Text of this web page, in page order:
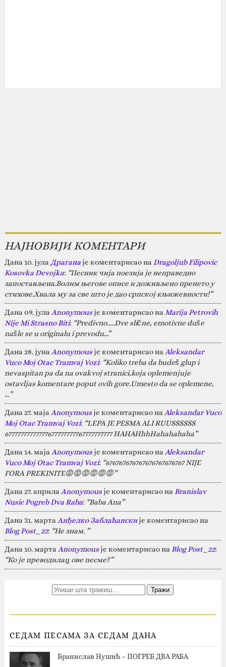
НАЈНОВИЈИ КОМЕНТАРИ
Дана 10. јула Драганаје коментарисао на Dragoljub Filipovic
Kosovka Devojka: “Песник чија поезија је неправедно
запостављена.Волим његове описе и доживљено пренето у
стихове.Хвала му за све што је дао српској књижевности!”
Дана 09. јула Anonymousје коментарисао на Marija Petrovih
Nije Mi Strasno Biti: “Predivno.....Dve slične, emotivne duše
našle se u originalu i prevodu...”
Дана 28. јуна Anonymousје коментарисао на Aleksandar
Vuco Moj Otac Tramvaj Vozi: “Koliko treba da budeš glup i
nevaspitan pa da na ovakvoj stranici,koja oplemenjuje
ostavljas komentare poput ovih gore.Umesto da se oplemene,
…”
Дана 27. маја Anonymousје коментарисао на Aleksandar Vuco
Moj Otac Tramvaj Vozi: “LEPA JE PESMA ALI RUUSSSSSS
67777777777777677777777767777777777 HAHAHhhHahahahaha”
Дана 14. маја Anonymousје коментарисао на Aleksandar
Vuco Moj Otac Tramvaj Vozi: “676767676767676767676767 NIJE
FORA PREKINITE😡😡😡😡😡😡”
Дана 27. априла Anonymousје коментарисао на Branislav
Nusic Pogreb Dva Raba: “Baba Ana”
Дана 31. марта Анђелко Заблаћанскије коментарисао на
Blog Post_22: “Не знам. ”
Дана 10. марта Anonymousје коментарисао на Blog Post_22:
“Ко је преводилац ове песме?”
СЕДАМ ПЕСАМА ЗА СЕДАМ ДАНА
Бранислав Нушић – ПОГРЕБ ДВА РАБА